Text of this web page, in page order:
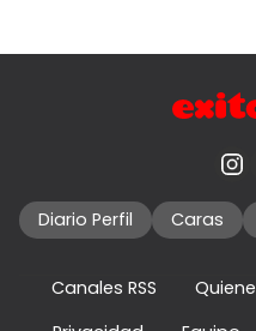
Diario Perfil Caras
Canales RSS